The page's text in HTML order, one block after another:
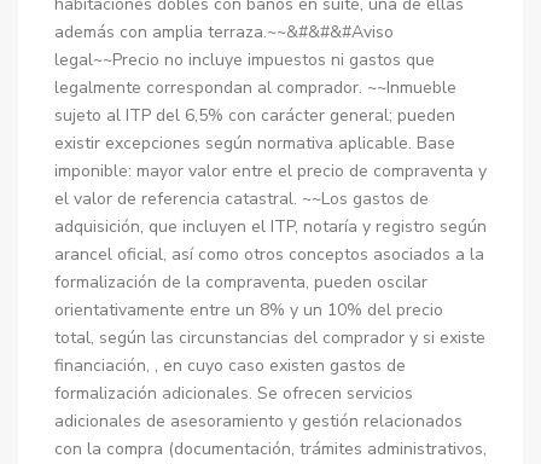
además con amplia terraza.~~&#&#&#Aviso
legal~~Precio no incluye impuestos ni gastos que
legalmente correspondan al comprador. ~~Inmueble
sujeto al ITP del 6,5% con carácter general; pueden
existir excepciones según normativa aplicable. Base
imponible: mayor valor entre el precio de compraventa y
el valor de referencia catastral. ~~Los gastos de
adquisición, que incluyen el ITP, notaría y registro según
arancel oficial, así como otros conceptos asociados a la
formalización de la compraventa, pueden oscilar
orientativamente entre un 8% y un 10% del precio
total, según las circunstancias del comprador y si existe
financiación, , en cuyo caso existen gastos de
formalización adicionales. Se ofrecen servicios
adicionales de asesoramiento y gestión relacionados
con la compra (documentación, trámites administrativos,